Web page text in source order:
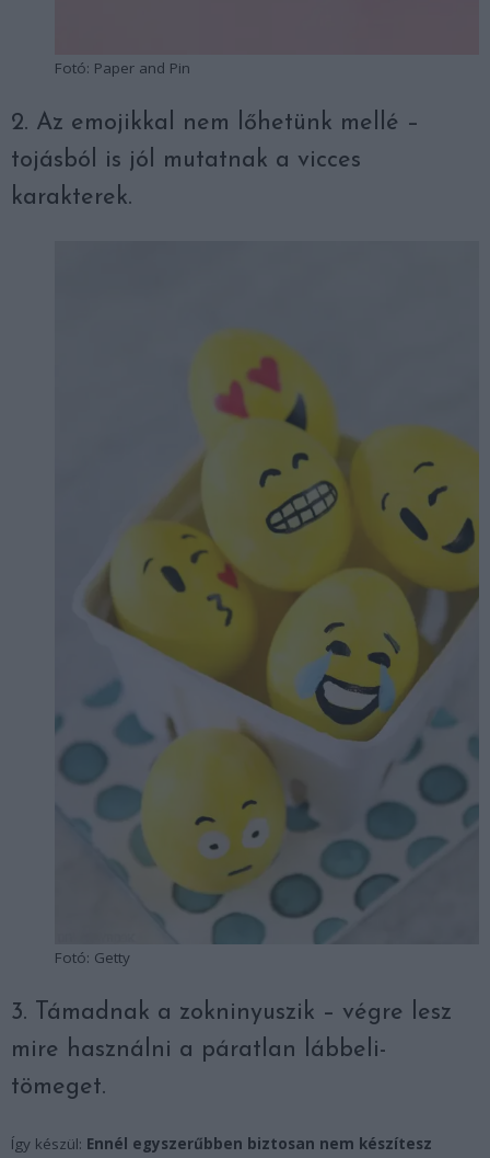
Fotó: Paper and Pin
2. Az emojikkal nem lőhetünk mellé –
tojásból is jól mutatnak a vicces
karakterek.
Fotó: Getty
3. Támadnak a zokninyuszik – végre lesz
mire használni a páratlan lábbeli-
tömeget.
Így készül: Ennél egyszerűbben biztosan nem készítesz